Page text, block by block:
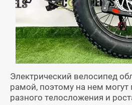
Электрический велосипед
рамой, поэтому на нем могут
разного телосложения и